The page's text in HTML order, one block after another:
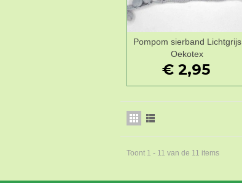
Wenslijst
Pompom sierband Lichtgrijs
Oekotex
€ 2,95
Toont 1 - 11 van de 11 items